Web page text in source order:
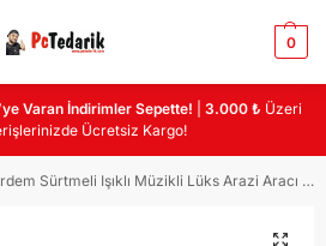
0
Varan İndirimler Sepette! |3.000 ₺ Üzeri
Ücretsiz Kargo!
Sürtmeli Işıklı Müzikli Lüks Arazi Aracı 18CM